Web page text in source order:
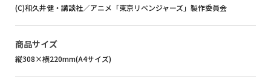
(C)和久井健・講談社／アニメ「東京リベンジャーズ」製作委員会
商品サイズ
縦308×横220mm(A4サイズ)